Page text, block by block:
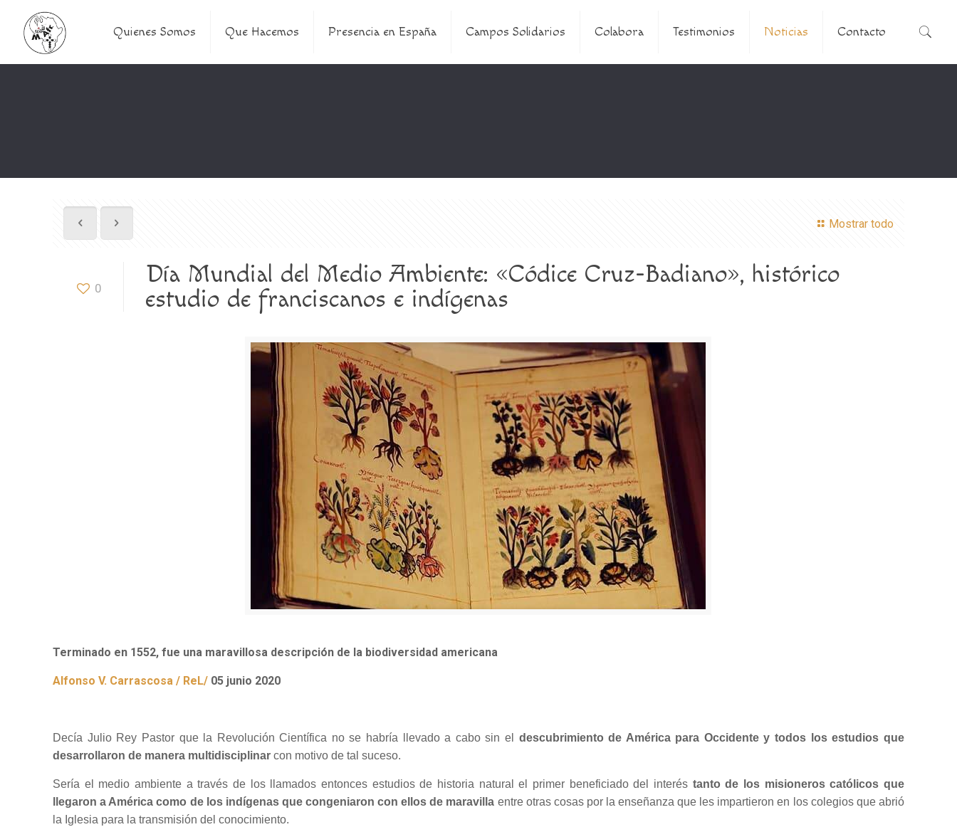
Quienes Somos Que Hacemos Presencia en España Campos Solidarios Colabora Testimonios Noticias Contacto
Mostrar todo
0
Día Mundial del Medio Ambiente: «Códice Cruz-Badiano», histórico
estudio de franciscanos e indígenas
Terminado en 1552, fue una maravillosa descripción de la biodiversidad americana
Alfonso V. Carrascosa / ReL/ 05 junio 2020
Decía Julio Rey Pastor que la Revolución Científica no se habría llevado a cabo sin el descubrimiento de América para Occidente y todos los estudios que
desarrollaron de manera multidisciplinar con motivo de tal suceso.
Sería el medio ambiente a través de los llamados entonces estudios de historia natural el primer beneficiado del interés tanto de los misioneros católicos que
llegaron a América como de los indígenas que congeniaron con ellos de maravilla entre otras cosas por la enseñanza que les impartieron en los colegios que abrió
la Iglesia para la transmisión del conocimiento.